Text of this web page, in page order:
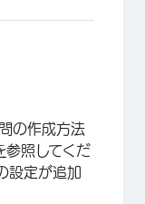
の作成方法
参照してくだ
設定が追加